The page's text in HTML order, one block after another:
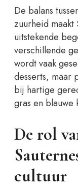
De balans
zuurheid maakt
uitstekende
verschillende
wordt vaak
desserts, maar
bij hartige
gras en blauwe
De rol
cultuur